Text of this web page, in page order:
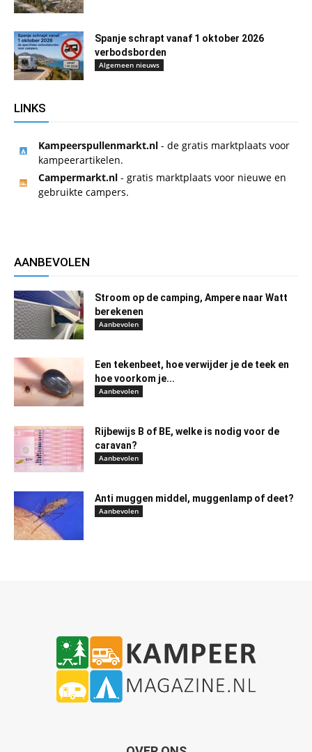
Spanje schrapt vanaf 1 oktober 2026
verbodsborden
Algemeen nieuws
LINKS
Kampeerspullenmarkt.nl - de gratis marktplaats voor
kampeerartikelen.
Campermarkt.nl - gratis marktplaats voor nieuwe en
gebruikte campers.
AANBEVOLEN
Stroom op de camping, Ampere naar Watt
berekenen
Aanbevolen
Een tekenbeet, hoe verwijder je de teek en
hoe voorkom je...
Aanbevolen
Rijbewijs B of BE, welke is nodig voor de
caravan?
Aanbevolen
Anti muggen middel, muggenlamp of deet?
Aanbevolen